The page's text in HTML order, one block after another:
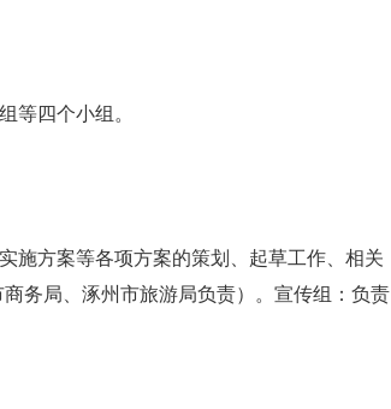
四个小组。
施方案等各项方案的策划、起草工作、相关
务局、涿州市旅游局负责）。宣传组：负责